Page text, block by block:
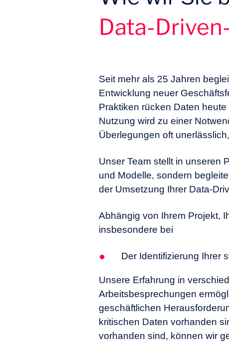
Management-Prozesse
Data-
Seit mehr als 25 Jahren
Entwicklung neuer
Praktiken rücken Daten
Nutzung wird zu einer
Überlegungen oft
Unser Team stellt in unseren
und Modelle, sondern
der Umsetzung Ihrer Data-
Abhängig von Ihrem Projekt,
insbesondere bei
Der Identifizierung Ihrer
Unsere Erfahrung in
Arbeitsbesprechungen
geschäftlichen
kritischen Daten vorhanden
vorhanden sind, können wir